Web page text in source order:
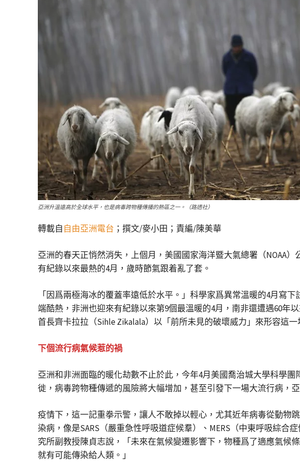
亞洲升溫遠高於全球水平，也是病毒跨物種傳播的熱區之一。（路透社）
轉載自自由亞洲電台 ；撰文/麥小田；責編/陳美華
亞洲的春天正悄然消失，上個月，美國國家海洋暨大氣總署（NOAA
有紀錄以來最熱的4月，歲時節氣跟着亂了套。
「因爲兩極海冰的覆蓋率遠低於水平。」科學家爲異常溫暖的4月寫
端酷熱，非洲也迎來有紀錄以來第9個最溫暖的4月，南非還遭遇60年
首長齊卡拉拉（Sihle Zikalala）以「前所未見的破壞威力」來形容這一
下個流行病氣候惹的禍
亞洲和非洲面臨的暖化劫數不止於此，今年4月美國喬治城大學科學
徙，病毒跨物種傳遞的風險將大幅增加，甚至引發下一場大流行病，
疫情下，這一記重拳示警，讓人不敢掉以輕心，尤其近年病毒從動物
染病，像是SARS（嚴重急性呼吸道症候羣）、MERS（中東呼吸綜
究所副教授陳貞志說，「未來在氣候變遷影響下，物種爲了適應氣候
就有可能傳染給人類。」